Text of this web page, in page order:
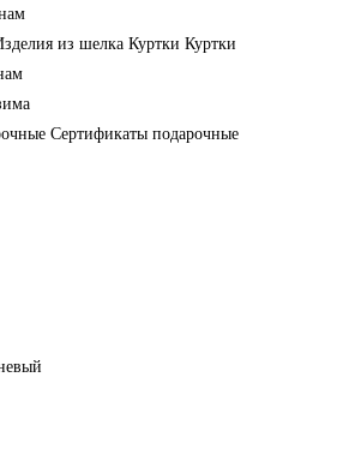
из шелка Куртки Куртки
Сертификаты подарочные